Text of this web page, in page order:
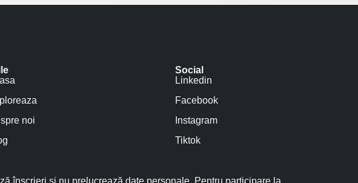
noi
Social
Linkedin
Facebook
Instagram
Tiktok
înscrieri și nu prelucrează date personale. Pentru participare la